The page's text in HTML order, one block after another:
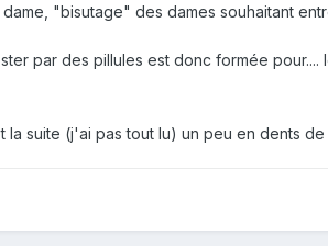
"bisutage" des dames souhaitant
par des pillules est donc formée
la suite (j'ai pas tout lu) un peu en dents de